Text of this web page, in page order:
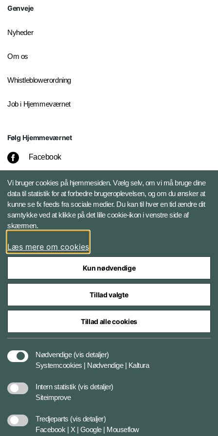
Genveje
Nyheder
Om os
Whistleblowerordning
Job i Hjemmeværnet
Følg Hjemmeværnet
Facebook
Instagram
LinkedIn
X
Styrelser og myndigheder under Forsvarsministeriet
Vi bruger cookies på hjemmesiden. Vælg selv, om vi må bruge dine
data til statistik for at forbedre brugeroplevelsen, og om du ønsker at
kunne se fx feeds fra sociale medier. Du kan til hver en tid ændre dit
samtykke ved at klikke på det lille cookie-ikon i venstre side af
skærmen.
Læs mere om cookies
Kun nødvendige
Tillad valgte
Tillad alle cookies
Nødvendige (vis detaljer)
Systemcookies | Nødvendige | Kaltura
Intern statistik (vis detaljer)
Siteimprove
Tredjeparts (vis detaljer)
Facebook | X | Google | Mouseflow